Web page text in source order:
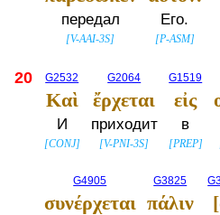
передал
[V-AAI-3S]
Его.
[P-ASM]
20 G2532
Καὶ
И
[CONJ]
G2064
ἔρχεται
приходит
[V-PNI-3S]
G1519
εἰς
в
[PREP]
G4905
συνέρχεται
G3825
πάλιν